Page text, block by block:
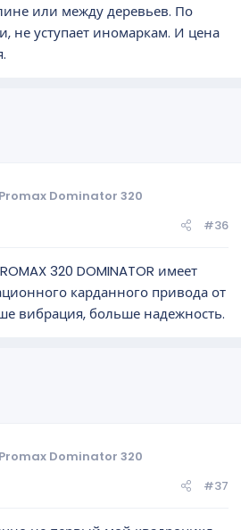
или между деревьев. По
не уступает иномаркам. И цена
Dominator 320
#36
320 DOMINATOR имеет
карданного привода от
вибрация, больше надежность.
Dominator 320
#37